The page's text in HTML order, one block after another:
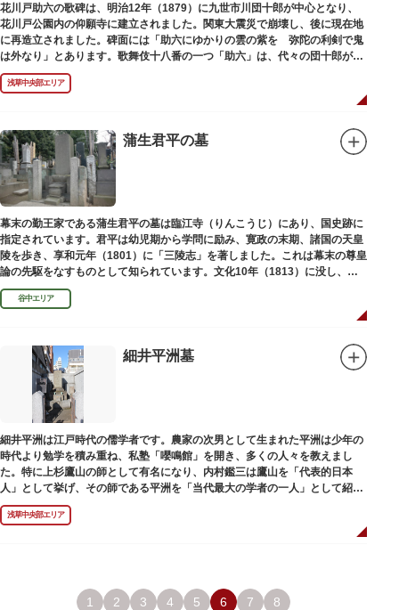
花川戸助六の歌碑は、明治12年（1879）に九世市川団十郎が中心となり、
花川戸公園内の仰願寺に建立されました。関東大震災で崩壊し、後に現在地
に再造立されました。碑面には「助六にゆかりの雲の紫を 弥陀の利剣で鬼
は外なり」とあります。歌舞伎十八番の一つ「助六」は、代々の団十郎が伝
えていますが、助六の実像は不明です。
浅草中央部エリア
蒲生君平の墓
幕末の勤王家である蒲生君平の墓は臨江寺（りんこうじ）にあり、国史跡に
指定されています。君平は幼児期から学問に励み、寛政の末期、諸国の天皇
陵を歩き、享和元年（1801）に「三陵志」を著しました。これは幕末の尊皇
論の先駆をなすものとして知られています。文化10年（1813）に没し、高
山彦三郎や林子平と共に「寛政三奇人」の一人にあげられています。
谷中エリア
細井平洲墓
細井平洲は江戸時代の儒学者です。農家の次男として生まれた平洲は少年の
時代より勉学を積み重ね、私塾「嚶鳴館」を開き、多くの人々を教えまし
た。特に上杉鷹山の師として有名になり、内村鑑三は鷹山を「代表的日本
人」として挙げ、その師である平洲を「当代最大の学者の一人」として紹介
しています。お墓は天嶽院（てんがくいん）境内にあります。
浅草中央部エリア
1 2 3 4 5 6 7 8